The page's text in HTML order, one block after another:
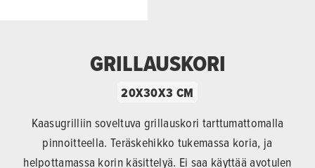
GRILLAUSKORI
20X30X3 CM
Kaasugrilliin soveltuva grillauskori tarttumattomalla
pinnoitteella. Teräskehikko tukemassa koria, ja
helpottamassa korin käsittelyä. Ei saa käyttää avotulen